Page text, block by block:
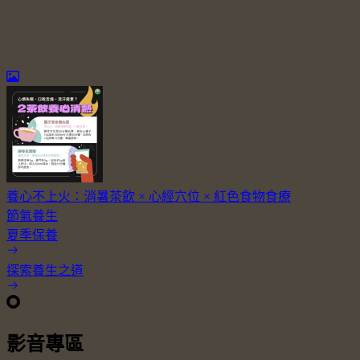
養心不上火：消暑茶飲 × 心經穴位 × 紅色食物食療
節氣養生
夏季保養
探索養生之道
影音專區